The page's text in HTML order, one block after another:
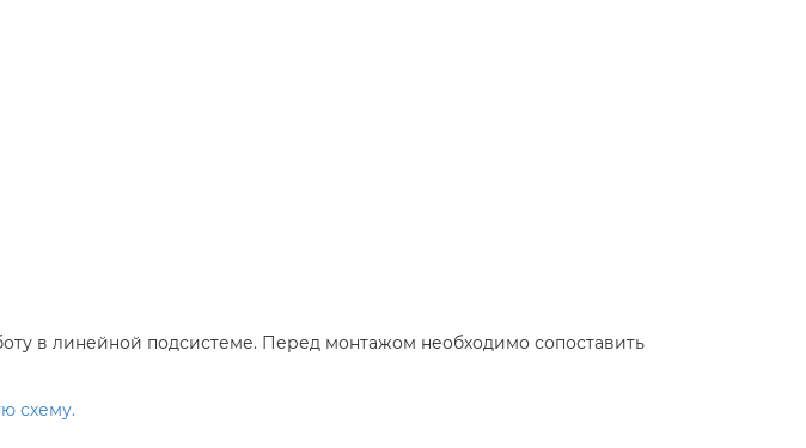
в линейной подсистеме. Перед монтажом необходимо сопоставить
схему.